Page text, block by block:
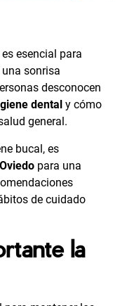
esencial para
sonrisa
desconocen
dental y cómo
general.
bucal, es
para una
de cuidado
la